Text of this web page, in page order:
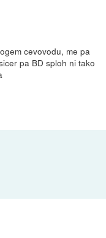
cevovodu, me pa
pa BD sploh ni tako